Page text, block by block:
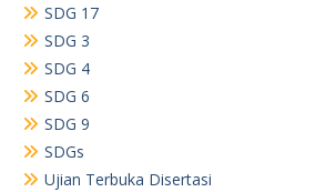
SDG 17
SDG 3
SDG 4
SDG 6
SDG 9
SDGs
Ujian Terbuka Disertasi